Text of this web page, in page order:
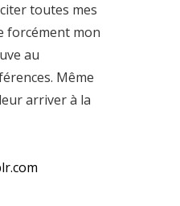
toutes mes
forcément mon
au
Même
arriver à la